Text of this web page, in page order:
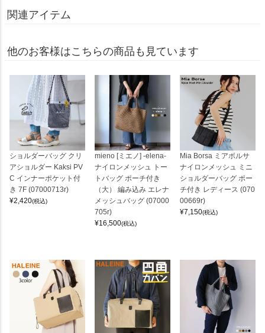
関連アイテム
他のお客様はこちらの商品も見ています
ショルダーバッグ クリ
アショルダー Kaksi PV
C インナーポケット付
き 7F (07000713r)
¥2,420(税込)
mieno [ミエノ] -elena-
ナイロンメッシュ トー
トバッグ ポーチ付き
（大） 編み込み エレナ
メッシュバッグ (07000
705r)
¥16,500(税込)
Mia Borsa ミアボルサ
ナイロンメッシュ ミニ
ショルダーバッグ ポー
チ付き レディース (070
00669r)
¥7,150(税込)